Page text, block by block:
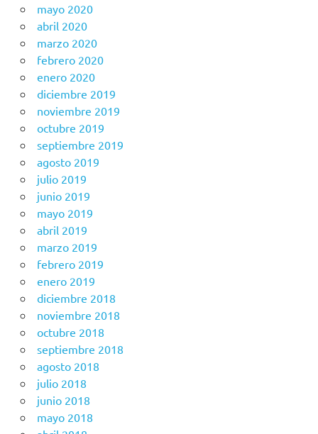
mayo 2020
abril 2020
marzo 2020
febrero 2020
enero 2020
diciembre 2019
noviembre 2019
octubre 2019
septiembre 2019
agosto 2019
julio 2019
junio 2019
mayo 2019
abril 2019
marzo 2019
febrero 2019
enero 2019
diciembre 2018
noviembre 2018
octubre 2018
septiembre 2018
agosto 2018
julio 2018
junio 2018
mayo 2018